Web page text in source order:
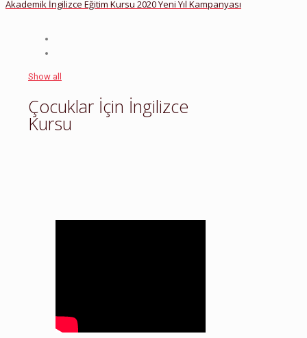
Akademik İngilizce Eğitim Kursu 2020 Yeni Yıl Kampanyası
Show all
Çocuklar İçin İngilizce
Kursu